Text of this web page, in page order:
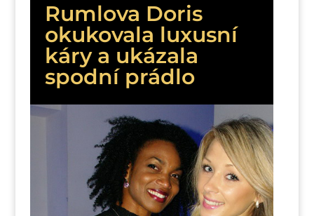
Rumlova Doris
okukovala luxusní
káry a ukázala
spodní prádlo